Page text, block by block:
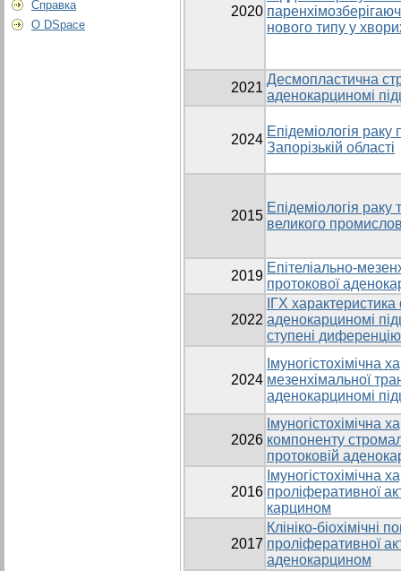
Справка
О DSpace
2020
нового типу у
2021
Десмопластична
аденокарциномі
2024
Епідеміологія раку
Запорізькій області
2015
Епідеміологія
великого
2019
Епітеліально-
протокової
2022
ІГХ
аденокарциномі
ступені
2024
Імуногістохімічна
мезенхімальної
аденокарциномі
2026
Імуногістохімічна
компоненту
протоковій
2016
Імуногістохімічна
проліферативної
карцином
2017
Клініко-біохімічні
проліферативної
аденокарцином